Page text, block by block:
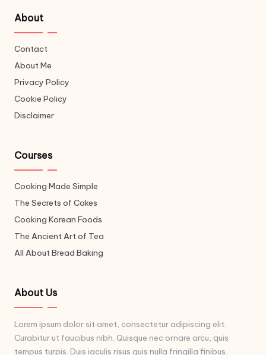
About
Contact
About Me
Privacy Policy
Cookie Policy
Disclaimer
Courses
Cooking Made Simple
The Secrets of Cakes
Cooking Korean Foods
The Ancient Art of Tea
All About Bread Baking
About Us
Lorem ipsum dolor sit amet, consectetur adipiscing elit.
Curabitur ut faucibus nibh. Quisque nec ornare arcu, quis
tempus turpis. Duis iaculis risus quis nulla fringilla finibus.